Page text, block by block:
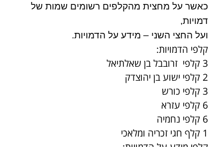
כאשר על מחצית מהקלפים רשומים שמות של
דמויות,
ועל החצי השני – מידע על הדמויות.
קלפי הדמויות:
3 קלפי זרובבל בן שאלתיאל
2 קלפי ישוע בן יהוצדק
3 קלפי כורש
6 קלפי עזרא
6 קלפי נחמיה
1 קלף חגי זכריה ומלאכי